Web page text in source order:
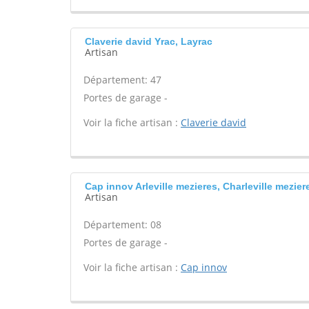
Claverie david Yrac, Layrac
Artisan
Département: 47
Portes de garage -
Voir la fiche artisan : Claverie david
Cap innov Arleville mezieres, Charleville
Artisan
Département: 08
Portes de garage -
Voir la fiche artisan : Cap innov